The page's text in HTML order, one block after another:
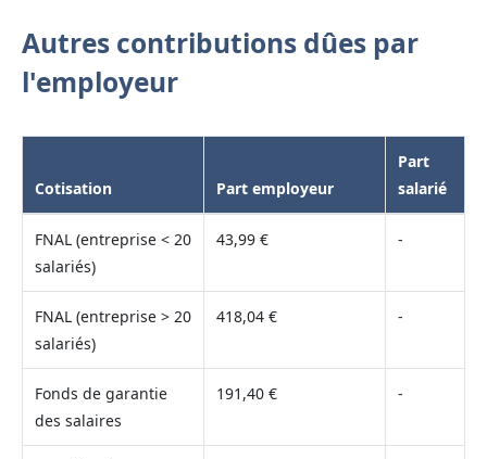
Autres contributions dûes par
l'employeur
Cotisation Part employeur
Part
salarié
FNAL (entreprise < 20
salariés)
43,99 € -
FNAL (entreprise > 20
salariés)
418,04 € -
Fonds de garantie
des salaires
191,40 € -